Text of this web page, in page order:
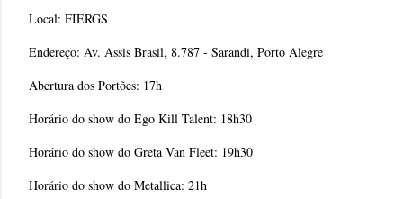
Local: FIERGS
Endereço: Av. Assis Brasil, 8.787 - Sarandi, Porto Alegre
Abertura dos Portões: 17h
Horário do show do Ego Kill Talent: 18h30
Horário do show do Greta Van Fleet: 19h30
Horário do show do Metallica: 21h